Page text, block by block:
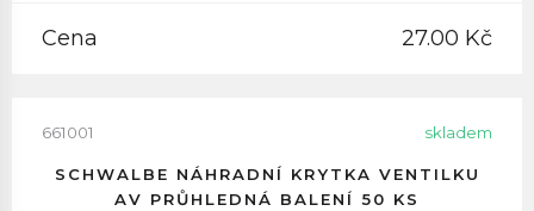
Cena 27.00 Kč
661001 skladem
SCHWALBE NÁHRADNÍ KRYTKA VENTILKU
AV PRŮHLEDNÁ BALENÍ 50 KS